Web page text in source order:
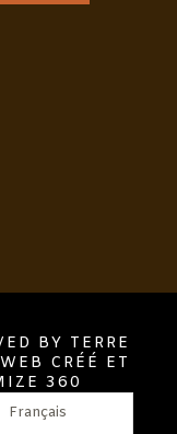
BY TERRE
CRÉÉ ET
360
Français